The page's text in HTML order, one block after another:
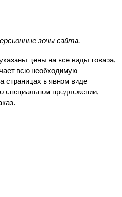
зоны сайта.
цены на все виды товара,
всю необходимую
страницах в явном виде
специальном предложении,